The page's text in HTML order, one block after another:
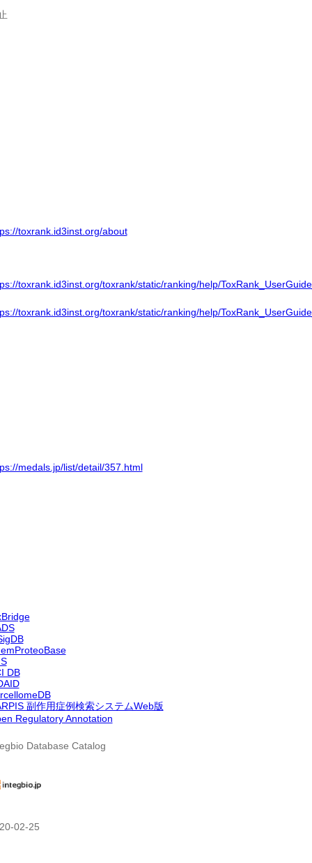
toxrank.id3inst.org/about
toxrank.id3inst.org/toxrank/static/ranking/help/
toxrank.id3inst.org/toxrank/static/ranking/help/
medals.jp/list/detail/357.html
DB
副作用症例検索システムWeb版
Regulatory Annotation
Database Catalog
02-25